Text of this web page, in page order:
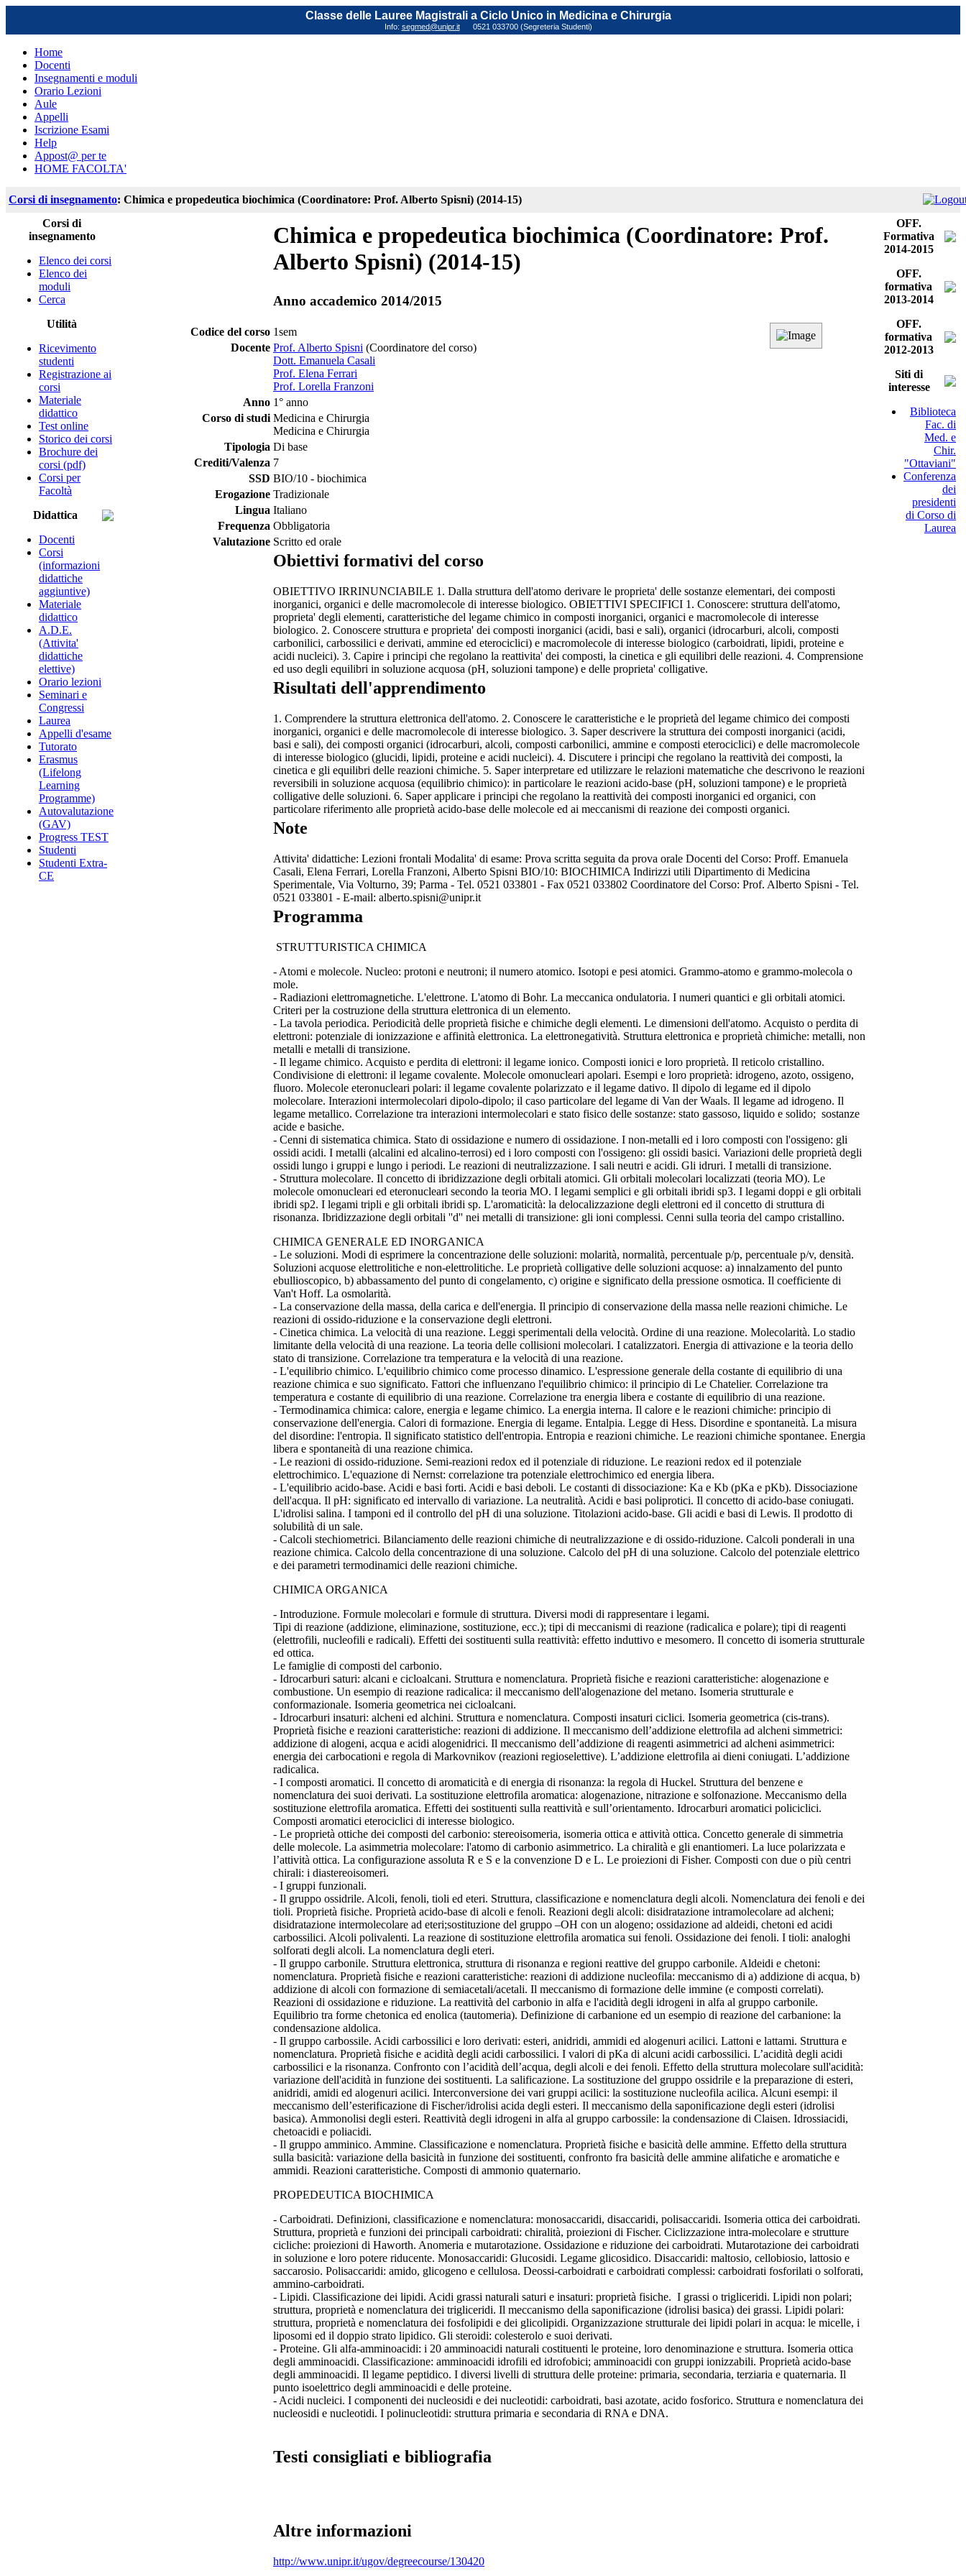
Classe delle Lauree Magistrali a Ciclo Unico in Medicina e Chirurgia
Info: segmed@unipr.it 0521 033700 (Segreteria Studenti)
Home
Docenti
Insegnamenti e moduli
Orario Lezioni
Aule
Appelli
Iscrizione Esami
Help
Appost@ per te
HOME FACOLTA'
Corsi di insegnamento: Chimica e propedeutica biochimica (Coordinatore: Prof. Alberto Spisni) (2014-15)
Corsi di
insegnamento
Elenco dei corsi
Elenco dei
moduli
Cerca
Utilità
Ricevimento
studenti
Registrazione ai
corsi
Materiale
didattico
Test online
Storico dei corsi
Brochure dei
corsi (pdf)
Corsi per
Facoltà
Didattica
Docenti
Corsi
(informazioni
didattiche
aggiuntive)
Materiale
didattico
A.D.E.
(Attivita'
didattiche
elettive)
Orario lezioni
Seminari e
Congressi
Laurea
Appelli d'esame
Tutorato
Erasmus
(Lifelong
Learning
Programme)
Autovalutazione
(GAV)
Progress TEST
Studenti
Studenti Extra-
CE
Chimica e propedeutica biochimica (Coordinatore: Prof.
Alberto Spisni) (2014-15)
Anno accademico 2014/2015
Codice del corso 1sem
Docente Prof. Alberto Spisni (Coordinatore del corso)
Dott. Emanuela Casali
Prof. Elena Ferrari
Prof. Lorella Franzoni
Anno 1° anno
Corso di studi Medicina e Chirurgia
Medicina e Chirurgia
Tipologia Di base
Crediti/Valenza 7
SSD BIO/10 - biochimica
Erogazione Tradizionale
Lingua Italiano
Frequenza Obbligatoria
Valutazione Scritto ed orale
Obiettivi formativi del corso
OBIETTIVO IRRINUNCIABILE 1. Dalla struttura dell'atomo derivare le proprieta' delle sostanze elementari, dei composti
inorganici, organici e delle macromolecole di interesse biologico. OBIETTIVI SPECIFICI 1. Conoscere: struttura dell'atomo,
proprieta' degli elementi, caratteristiche del legame chimico in composti inorganici, organici e macromolecole di interesse
biologico. 2. Conoscere struttura e proprieta' dei composti inorganici (acidi, basi e sali), organici (idrocarburi, alcoli, composti
carbonilici, carbossilici e derivati, ammine ed eterociclici) e macromolecole di interesse biologico (carboidrati, lipidi, proteine e
acidi nucleici). 3. Capire i principi che regolano la reattivita' dei composti, la cinetica e gli equilibri delle reazioni. 4. Comprensione
ed uso degli equilibri in soluzione acquosa (pH, soluzioni tampone) e delle proprieta' colligative.
Risultati dell'apprendimento
1. Comprendere la struttura elettronica dell'atomo. 2. Conoscere le caratteristiche e le proprietà del legame chimico dei composti
inorganici, organici e delle macromolecole di interesse biologico. 3. Saper descrivere la struttura dei composti inorganici (acidi,
basi e sali), dei composti organici (idrocarburi, alcoli, composti carbonilici, ammine e composti eterociclici) e delle macromolecole
di interesse biologico (glucidi, lipidi, proteine e acidi nucleici). 4. Discutere i principi che regolano la reattività dei composti, la
cinetica e gli equilibri delle reazioni chimiche. 5. Saper interpretare ed utilizzare le relazioni matematiche che descrivono le reazioni
reversibili in soluzione acquosa (equilibrio chimico): in particolare le reazioni acido-base (pH, soluzioni tampone) e le proprietà
colligative delle soluzioni. 6. Saper applicare i principi che regolano la reattività dei composti inorganici ed organici, con
particolare riferimento alle proprietà acido-base delle molecole ed ai meccanismi di reazione dei composti organici.
Note
Attivita' didattiche: Lezioni frontali Modalita' di esame: Prova scritta seguita da prova orale Docenti del Corso: Proff. Emanuela
Casali, Elena Ferrari, Lorella Franzoni, Alberto Spisni BIO/10: BIOCHIMICA Indirizzi utili Dipartimento di Medicina
Sperimentale, Via Volturno, 39; Parma - Tel. 0521 033801 - Fax 0521 033802 Coordinatore del Corso: Prof. Alberto Spisni - Tel.
0521 033801 - E-mail: alberto.spisni@unipr.it
Programma
STRUTTURISTICA CHIMICA
- Atomi e molecole. Nucleo: protoni e neutroni; il numero atomico. Isotopi e pesi atomici. Grammo-atomo e grammo-molecola o
mole.
- Radiazioni elettromagnetiche. L'elettrone. L'atomo di Bohr. La meccanica ondulatoria. I numeri quantici e gli orbitali atomici.
Criteri per la costruzione della struttura elettronica di un elemento.
- La tavola periodica. Periodicità delle proprietà fisiche e chimiche degli elementi. Le dimensioni dell'atomo. Acquisto o perdita di
elettroni: potenziale di ionizzazione e affinità elettronica. La elettronegatività. Struttura elettronica e proprietà chimiche: metalli, non
metalli e metalli di transizione.
- Il legame chimico. Acquisto e perdita di elettroni: il legame ionico. Composti ionici e loro proprietà. Il reticolo cristallino.
Condivisione di elettroni: il legame covalente. Molecole omonucleari apolari. Esempi e loro proprietà: idrogeno, azoto, ossigeno,
fluoro. Molecole eteronucleari polari: il legame covalente polarizzato e il legame dativo. Il dipolo di legame ed il dipolo
molecolare. Interazioni intermolecolari dipolo-dipolo; il caso particolare del legame di Van der Waals. Il legame ad idrogeno. Il
legame metallico. Correlazione tra interazioni intermolecolari e stato fisico delle sostanze: stato gassoso, liquido e solido; sostanze
acide e basiche.
- Cenni di sistematica chimica. Stato di ossidazione e numero di ossidazione. I non-metalli ed i loro composti con l'ossigeno: gli
ossidi acidi. I metalli (alcalini ed alcalino-terrosi) ed i loro composti con l'ossigeno: gli ossidi basici. Variazioni delle proprietà degli
ossidi lungo i gruppi e lungo i periodi. Le reazioni di neutralizzazione. I sali neutri e acidi. Gli idruri. I metalli di transizione.
- Struttura molecolare. Il concetto di ibridizzazione degli orbitali atomici. Gli orbitali molecolari localizzati (teoria MO). Le
molecole omonucleari ed eteronucleari secondo la teoria MO. I legami semplici e gli orbitali ibridi sp3. I legami doppi e gli orbitali
ibridi sp2. I legami tripli e gli orbitali ibridi sp. L'aromaticità: la delocalizzazione degli elettroni ed il concetto di struttura di
risonanza. Ibridizzazione degli orbitali ''d'' nei metalli di transizione: gli ioni complessi. Cenni sulla teoria del campo cristallino.
CHIMICA GENERALE ED INORGANICA
- Le soluzioni. Modi di esprimere la concentrazione delle soluzioni: molarità, normalità, percentuale p/p, percentuale p/v, densità.
Soluzioni acquose elettrolitiche e non-elettrolitiche. Le proprietà colligative delle soluzioni acquose: a) innalzamento del punto
ebullioscopico, b) abbassamento del punto di congelamento, c) origine e significato della pressione osmotica. Il coefficiente di
Van't Hoff. La osmolarità.
- La conservazione della massa, della carica e dell'energia. Il principio di conservazione della massa nelle reazioni chimiche. Le
reazioni di ossido-riduzione e la conservazione degli elettroni.
- Cinetica chimica. La velocità di una reazione. Leggi sperimentali della velocità. Ordine di una reazione. Molecolarità. Lo stadio
limitante della velocità di una reazione. La teoria delle collisioni molecolari. I catalizzatori. Energia di attivazione e la teoria dello
stato di transizione. Correlazione tra temperatura e la velocità di una reazione.
- L'equilibrio chimico. L'equilibrio chimico come processo dinamico. L'espressione generale della costante di equilibrio di una
reazione chimica e suo significato. Fattori che influenzano l'equilibrio chimico: il principio di Le Chatelier. Correlazione tra
temperatura e costante di equilibrio di una reazione. Correlazione tra energia libera e costante di equilibrio di una reazione.
- Termodinamica chimica: calore, energia e legame chimico. La energia interna. Il calore e le reazioni chimiche: principio di
conservazione dell'energia. Calori di formazione. Energia di legame. Entalpia. Legge di Hess. Disordine e spontaneità. La misura
del disordine: l'entropia. Il significato statistico dell'entropia. Entropia e reazioni chimiche. Le reazioni chimiche spontanee. Energia
libera e spontaneità di una reazione chimica.
- Le reazioni di ossido-riduzione. Semi-reazioni redox ed il potenziale di riduzione. Le reazioni redox ed il potenziale
elettrochimico. L'equazione di Nernst: correlazione tra potenziale elettrochimico ed energia libera.
- L'equilibrio acido-base. Acidi e basi forti. Acidi e basi deboli. Le costanti di dissociazione: Ka e Kb (pKa e pKb). Dissociazione
dell'acqua. Il pH: significato ed intervallo di variazione. La neutralità. Acidi e basi poliprotici. Il concetto di acido-base coniugati.
L'idrolisi salina. I tamponi ed il controllo del pH di una soluzione. Titolazioni acido-base. Gli acidi e basi di Lewis. Il prodotto di
solubilità di un sale.
- Calcoli stechiometrici. Bilanciamento delle reazioni chimiche di neutralizzazione e di ossido-riduzione. Calcoli ponderali in una
reazione chimica. Calcolo della concentrazione di una soluzione. Calcolo del pH di una soluzione. Calcolo del potenziale elettrico
e dei parametri termodinamici delle reazioni chimiche.
CHIMICA ORGANICA
- Introduzione. Formule molecolari e formule di struttura. Diversi modi di rappresentare i legami.
Tipi di reazione (addizione, eliminazione, sostituzione, ecc.); tipi di meccanismi di reazione (radicalica e polare); tipi di reagenti
(elettrofili, nucleofili e radicali). Effetti dei sostituenti sulla reattività: effetto induttivo e mesomero. Il concetto di isomeria strutturale
ed ottica.
Le famiglie di composti del carbonio.
- Idrocarburi saturi: alcani e cicloalcani. Struttura e nomenclatura. Proprietà fisiche e reazioni caratteristiche: alogenazione e
combustione. Un esempio di reazione radicalica: il meccanismo dell'alogenazione del metano. Isomeria strutturale e
conformazionale. Isomeria geometrica nei cicloalcani.
- Idrocarburi insaturi: alcheni ed alchini. Struttura e nomenclatura. Composti insaturi ciclici. Isomeria geometrica (cis-trans).
Proprietà fisiche e reazioni caratteristiche: reazioni di addizione. Il meccanismo dell’addizione elettrofila ad alcheni simmetrici:
addizione di alogeni, acqua e acidi alogenidrici. Il meccanismo dell’addizione di reagenti asimmetrici ad alcheni asimmetrici:
energia dei carbocationi e regola di Markovnikov (reazioni regioselettive). L’addizione elettrofila ai dieni coniugati. L’addizione
radicalica.
- I composti aromatici. Il concetto di aromaticità e di energia di risonanza: la regola di Huckel. Struttura del benzene e
nomenclatura dei suoi derivati. La sostituzione elettrofila aromatica: alogenazione, nitrazione e solfonazione. Meccanismo della
sostituzione elettrofila aromatica. Effetti dei sostituenti sulla reattività e sull’orientamento. Idrocarburi aromatici policiclici.
Composti aromatici eterociclici di interesse biologico.
- Le proprietà ottiche dei composti del carbonio: stereoisomeria, isomeria ottica e attività ottica. Concetto generale di simmetria
delle molecole. La asimmetria molecolare: l'atomo di carbonio asimmetrico. La chiralità e gli enantiomeri. La luce polarizzata e
l’attività ottica. La configurazione assoluta R e S e la convenzione D e L. Le proiezioni di Fisher. Composti con due o più centri
chirali: i diastereoisomeri.
- I gruppi funzionali.
- Il gruppo ossidrile. Alcoli, fenoli, tioli ed eteri. Struttura, classificazione e nomenclatura degli alcoli. Nomenclatura dei fenoli e dei
tioli. Proprietà fisiche. Proprietà acido-base di alcoli e fenoli. Reazioni degli alcoli: disidratazione intramolecolare ad alcheni;
disidratazione intermolecolare ad eteri;sostituzione del gruppo –OH con un alogeno; ossidazione ad aldeidi, chetoni ed acidi
carbossilici. Alcoli polivalenti. La reazione di sostituzione elettrofila aromatica sui fenoli. Ossidazione dei fenoli. I tioli: analoghi
solforati degli alcoli. La nomenclatura degli eteri.
- Il gruppo carbonile. Struttura elettronica, struttura di risonanza e regioni reattive del gruppo carbonile. Aldeidi e chetoni:
nomenclatura. Proprietà fisiche e reazioni caratteristiche: reazioni di addizione nucleofila: meccanismo di a) addizione di acqua, b)
addizione di alcoli con formazione di semiacetali/acetali. Il meccanismo di formazione delle immine (e composti correlati).
Reazioni di ossidazione e riduzione. La reattività del carbonio in alfa e l'acidità degli idrogeni in alfa al gruppo carbonile.
Equilibrio tra forme chetonica ed enolica (tautomeria). Definizione di carbanione ed un esempio di reazione del carbanione: la
condensazione aldolica.
- Il gruppo carbossile. Acidi carbossilici e loro derivati: esteri, anidridi, ammidi ed alogenuri acilici. Lattoni e lattami. Struttura e
nomenclatura. Proprietà fisiche e acidità degli acidi carbossilici. I valori di pKa di alcuni acidi carbossilici. L’acidità degli acidi
carbossilici e la risonanza. Confronto con l’acidità dell’acqua, degli alcoli e dei fenoli. Effetto della struttura molecolare sull'acidità:
variazione dell'acidità in funzione dei sostituenti. La salificazione. La sostituzione del gruppo ossidrile e la preparazione di esteri,
anidridi, amidi ed alogenuri acilici. Interconversione dei vari gruppi acilici: la sostituzione nucleofila acilica. Alcuni esempi: il
meccanismo dell’esterificazione di Fischer/idrolisi acida degli esteri. Il meccanismo della saponificazione degli esteri (idrolisi
basica). Ammonolisi degli esteri. Reattività degli idrogeni in alfa al gruppo carbossile: la condensazione di Claisen. Idrossiacidi,
chetoacidi e poliacidi.
- Il gruppo amminico. Ammine. Classificazione e nomenclatura. Proprietà fisiche e basicità delle ammine. Effetto della struttura
sulla basicità: variazione della basicità in funzione dei sostituenti, confronto fra basicità delle ammine alifatiche e aromatiche e
ammidi. Reazioni caratteristiche. Composti di ammonio quaternario.
PROPEDEUTICA BIOCHIMICA
- Carboidrati. Definizioni, classificazione e nomenclatura: monosaccaridi, disaccaridi, polisaccaridi. Isomeria ottica dei carboidrati.
Struttura, proprietà e funzioni dei principali carboidrati: chiralità, proiezioni di Fischer. Ciclizzazione intra-molecolare e strutture
cicliche: proiezioni di Haworth. Anomeria e mutarotazione. Ossidazione e riduzione dei carboidrati. Mutarotazione dei carboidrati
in soluzione e loro potere riducente. Monosaccaridi: Glucosidi. Legame glicosidico. Disaccaridi: maltosio, cellobiosio, lattosio e
saccarosio. Polisaccaridi: amido, glicogeno e cellulosa. Deossi-carboidrati e carboidrati complessi: carboidrati fosforilati o solforati,
ammino-carboidrati.
- Lipidi. Classificazione dei lipidi. Acidi grassi naturali saturi e insaturi: proprietà fisiche. I grassi o trigliceridi. Lipidi non polari;
struttura, proprietà e nomenclatura dei trigliceridi. Il meccanismo della saponificazione (idrolisi basica) dei grassi. Lipidi polari:
struttura, proprietà e nomenclatura dei fosfolipidi e dei glicolipidi. Organizzazione strutturale dei lipidi polari in acqua: le micelle, i
liposomi ed il doppio strato lipidico. Gli steroidi: colesterolo e suoi derivati.
- Proteine. Gli alfa-amminoacidi: i 20 amminoacidi naturali costituenti le proteine, loro denominazione e struttura. Isomeria ottica
degli amminoacidi. Classificazione: amminoacidi idrofili ed idrofobici; amminoacidi con gruppi ionizzabili. Proprietà acido-base
degli amminoacidi. Il legame peptidico. I diversi livelli di struttura delle proteine: primaria, secondaria, terziaria e quaternaria. Il
punto isoelettrico degli amminoacidi e delle proteine.
- Acidi nucleici. I componenti dei nucleosidi e dei nucleotidi: carboidrati, basi azotate, acido fosforico. Struttura e nomenclatura dei
nucleosidi e nucleotidi. I polinucleotidi: struttura primaria e secondaria di RNA e DNA.
Testi consigliati e bibliografia
Altre informazioni
http://www.unipr.it/ugov/degreecourse/130420
OFF.
Formativa
2014-2015
OFF.
formativa
2013-2014
OFF.
formativa
2012-2013
Siti di
interesse
Biblioteca
Fac. di
Med. e
Chir.
"Ottaviani"
Conferenza
dei
presidenti
di Corso di
Laurea